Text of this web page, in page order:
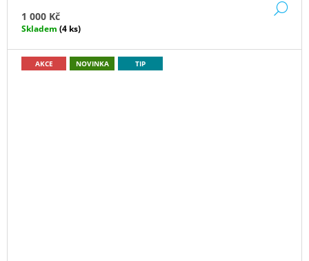
1 000 Kč
Skladem (4 ks)
AKCE NOVINKA TIP